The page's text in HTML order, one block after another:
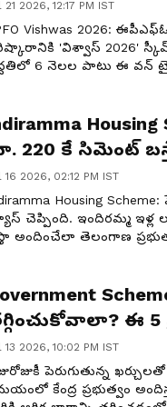
21 2026, 12:17 PM IST
Vishwas 2026:
'విశ్వాస్ 2026'
6 నెలల పాటు ఈ వన్
220 కే సిమెంట్
బంపర్ ఆఫర్
16 2026, 02:12 PM IST
Housing
చెప్పింది. ఇందిరమ్మ ఇళ్ల
అందించేలా తెలంగాణ
ఈ 5
సేవ్ చేసుకొండి
13 2026, 10:02 PM IST
పెరుగుతున్న
కేంద్ర ప్రభుత్వం